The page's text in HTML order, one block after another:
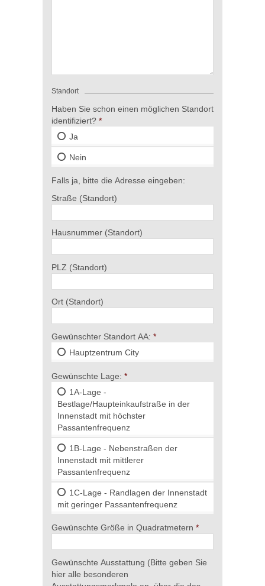
Standort
Haben Sie schon einen möglichen Standort
identifiziert?
Ja
Nein
Falls ja, bitte die Adresse eingeben:
Straße (Standort)
Hausnummer (Standort)
PLZ (Standort)
Ort (Standort)
Gewünschter Standort AA:
Hauptzentrum City
Gewünschte Lage:
1A-Lage -
Bestlage/Haupteinkaufstraße in der
Innenstadt mit höchster
Passantenfrequenz
1B-Lage - Nebenstraßen der
Innenstadt mit mittlerer
Passantenfrequenz
1C-Lage - Randlagen der Innenstadt
mit geringer Passantenfrequenz
Gewünschte Größe in Quadratmetern
Gewünschte Ausstattung (Bitte geben Sie
hier alle besonderen